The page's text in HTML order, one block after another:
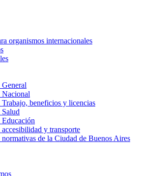
organismos internacionales
beneficios y licencias
y transporte
de la Ciudad de Buenos Aires